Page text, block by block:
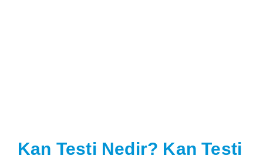
Kan Testi Nedir? Kan Testi